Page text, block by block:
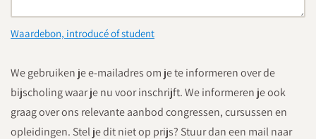
Waardebon, introducé of student
We gebruiken je e-mailadres om je te informeren over de
bijscholing waar je nu voor inschrijft. We informeren je ook
graag over ons relevante aanbod congressen, cursussen en
opleidingen. Stel je dit niet op prijs? Stuur dan een mail naar